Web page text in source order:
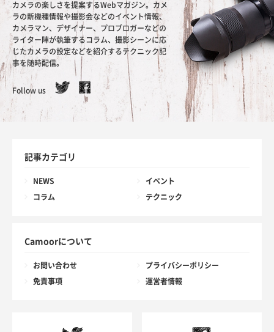
カメラの楽しさを提案するWebマガジン。カメ
ラの新機種情報や撮影会などのイベント情報、
カメラマン、デザイナー、プロブロガーなどの
ライター陣が執筆するコラム、撮影シーンに応
じたカメラの設定などを紹介するテクニック記
事を随時配信。
Follow us
記事カテゴリ
NEWS イベント
コラム テクニック
Camoorについて
お問い合わせ プライバシーポリシー
免責事項 運営者情報